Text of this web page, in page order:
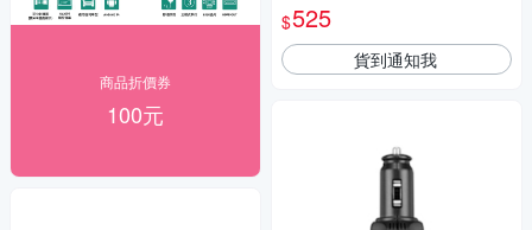
商品折價券
100元
$525
貨到通知我